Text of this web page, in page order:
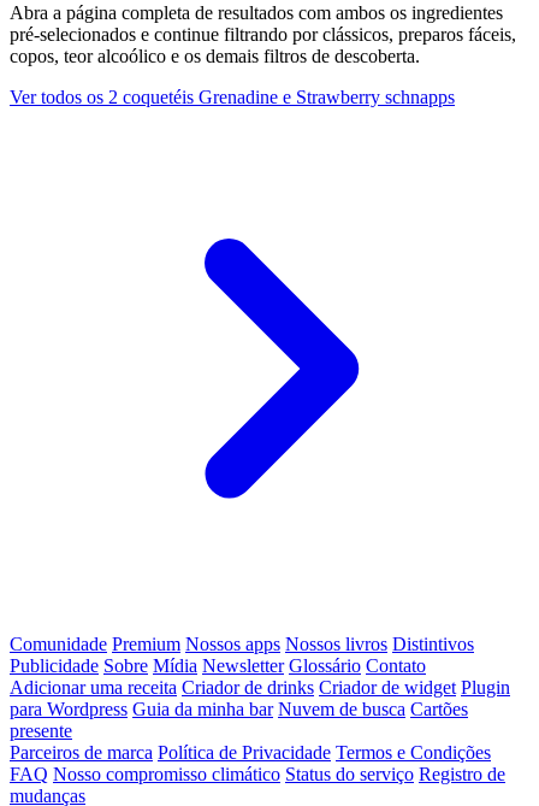
Abra a página completa de resultados com ambos os ingredientes
pré-selecionados e continue filtrando por clássicos, preparos fáceis,
copos, teor alcoólico e os demais filtros de descoberta.
Ver todos os 2 coquetéis Grenadine e Strawberry schnapps
Comunidade Premium Nossos apps Nossos livros Distintivos
Publicidade Sobre Mídia Newsletter Glossário Contato
Adicionar uma receita Criador de drinks Criador de widget Plugin
para Wordpress Guia da minha bar Nuvem de busca Cartões
presente
Parceiros de marca Política de Privacidade Termos e Condições
FAQ Nosso compromisso climático Status do serviço Registro de
mudanças